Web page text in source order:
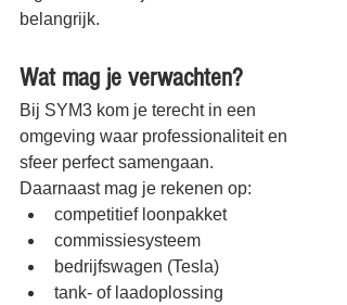
belangrijk.
Wat mag je verwachten?
Bij SYM3 kom je terecht in een
omgeving waar professionaliteit en
sfeer perfect samengaan.
Daarnaast mag je rekenen op:
competitief loonpakket
commissiesysteem
bedrijfswagen (Tesla)
tank- of laadoplossing